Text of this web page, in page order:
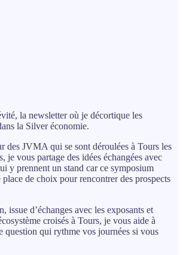
la newsletter où je décortique les
la Silver économie.
des JVMA qui se sont déroulées à Tours les
je vous partage des idées échangées avec
y prennent un stand car ce symposium
de choix pour rencontrer des prospects
issue d’échanges avec les exposants et
croisés à Tours, je vous aide à
question qui rythme vos journées si vous